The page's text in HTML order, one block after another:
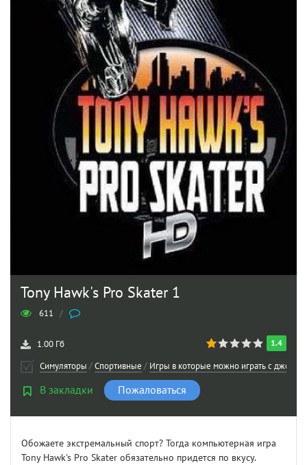
Tony Hawk's Pro Skater 1
611 /
1.4
1.00 Гб
Симуляторы /Спортивные / Игры в которые можно играть с
В закладки Пожаловаться
Обожаете экстремальный спорт? Тогда компьютерная игра
Tony Hawk's Pro Skater обязательно придется по вкусу.